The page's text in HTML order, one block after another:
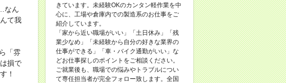
なん
て我
「雰
損で
！
きています。未経験OKのカンタン軽作業を中
心に、工場や倉庫内での製造系のお仕事をご
紹介しています。
「家から近い職場がいい」「土日休み」「残
業少なめ」「未経験から自分の好きな業界の
仕事ができる」「車・バイク通勤がいい」な
どお仕事探しのポイントをご相談ください。
ご就業後も、職場での悩みやトラブルについ
て専任担当者が完全フォロー致します。全国